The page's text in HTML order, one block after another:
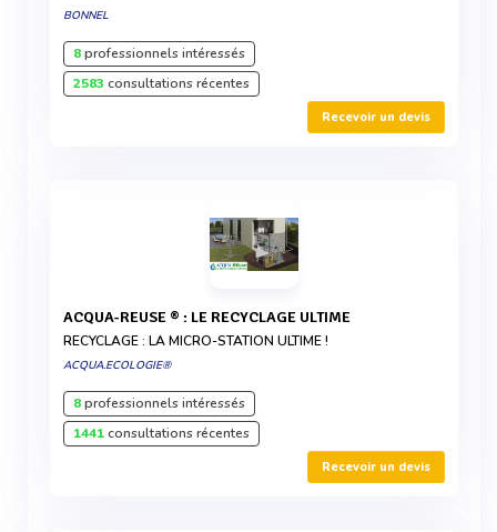
BONNEL
8professionnels intéressés
2583 consultations récentes
Recevoir un devis
ACQUA-REUSE ® : LE RECYCLAGE ULTIME
RECYCLAGE : LA MICRO-STATION ULTIME !
ACQUA.ECOLOGIE®
8professionnels intéressés
1441consultations récentes
Recevoir un devis